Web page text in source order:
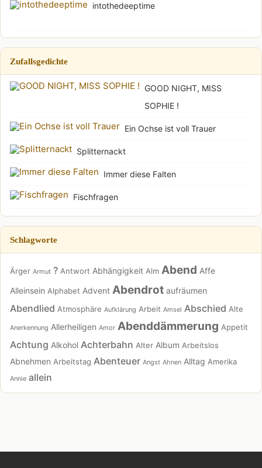
intothedeeptime
Zufallsgedichte
GOOD NIGHT, MISS
SOPHIE !
Ein Ochse ist voll Trauer
Splitternackt
Immer diese Falten
Fischfragen
Schlagworte
Ärger Armut ? Antwort Abhängigkeit Alm Abend Affe
Alleinsein Alphabet Advent Abendrot aufräumen
Abendlied Atmosphäre Aufklärung Arbeit Amsel Abschied Alte
Anerkennung Allerheiligen Amor Abenddämmerung Appetit
Achtung Alkohol Achterbahn Alter Album Arbeitslos
Abnehmen Arbeitstag Abenteuer Angst Ahnen Alltag Amerika
Annie allein